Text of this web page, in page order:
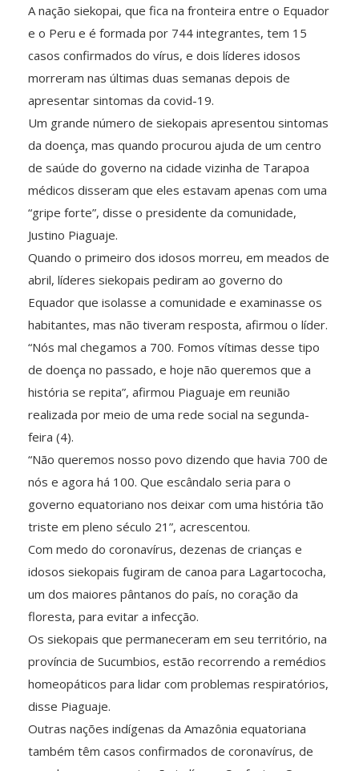
A nação siekopai, que fica na fronteira entre o Equador
e o Peru e é formada por 744 integrantes, tem 15
casos confirmados do vírus, e dois líderes idosos
morreram nas últimas duas semanas depois de
apresentar sintomas da covid-19.
Um grande número de siekopais apresentou sintomas
da doença, mas quando procurou ajuda de um centro
de saúde do governo na cidade vizinha de Tarapoa
médicos disseram que eles estavam apenas com uma
“gripe forte”, disse o presidente da comunidade,
Justino Piaguaje.
Quando o primeiro dos idosos morreu, em meados de
abril, líderes siekopais pediram ao governo do
Equador que isolasse a comunidade e examinasse os
habitantes, mas não tiveram resposta, afirmou o líder.
“Nós mal chegamos a 700. Fomos vítimas desse tipo
de doença no passado, e hoje não queremos que a
história se repita”, afirmou Piaguaje em reunião
realizada por meio de uma rede social na segunda-
feira (4).
“Não queremos nosso povo dizendo que havia 700 de
nós e agora há 100. Que escândalo seria para o
governo equatoriano nos deixar com uma história tão
triste em pleno século 21”, acrescentou.
Com medo do coronavírus, dezenas de crianças e
idosos siekopais fugiram de canoa para Lagartococha,
um dos maiores pântanos do país, no coração da
floresta, para evitar a infecção.
Os siekopais que permaneceram em seu território, na
província de Sucumbios, estão recorrendo a remédios
homeopáticos para lidar com problemas respiratórios,
disse Piaguaje.
Outras nações indígenas da Amazônia equatoriana
também têm casos confirmados de coronavírus, de